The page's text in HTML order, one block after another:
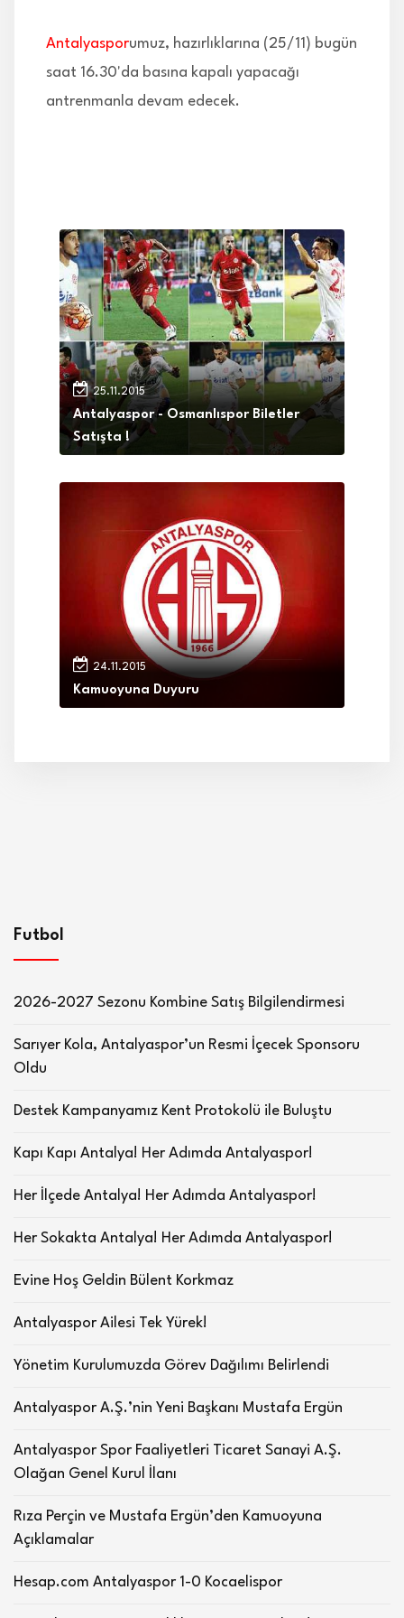
İLETİŞİM
Antalyasporumuz, hazırlıklarına (25/11) bugün
saat 16.30'da basına kapalı yapacağı
antrenmanla devam edecek.
25.11.2015
Antalyaspor - Osmanlıspor Biletler
Satışta !
24.11.2015
Kamuoyuna Duyuru
Futbol
2026-2027 Sezonu Kombine Satış Bilgilendirmesi
Sarıyer Kola, Antalyaspor’un Resmi İçecek Sponsoru
Oldu
Destek Kampanyamız Kent Protokolü ile Buluştu
Kapı Kapı Antalya! Her Adımda Antalyaspor!
Her İlçede Antalya! Her Adımda Antalyaspor!
Her Sokakta Antalya! Her Adımda Antalyaspor!
Evine Hoş Geldin Bülent Korkmaz
Antalyaspor Ailesi Tek Yürek!
Yönetim Kurulumuzda Görev Dağılımı Belirlendi
Antalyaspor A.Ş.’nin Yeni Başkanı Mustafa Ergün
Antalyaspor Spor Faaliyetleri Ticaret Sanayi A.Ş.
Olağan Genel Kurul İlanı
Rıza Perçin ve Mustafa Ergün’den Kamuoyuna
Açıklamalar
Hesap.com Antalyaspor 1-0 Kocaelispor